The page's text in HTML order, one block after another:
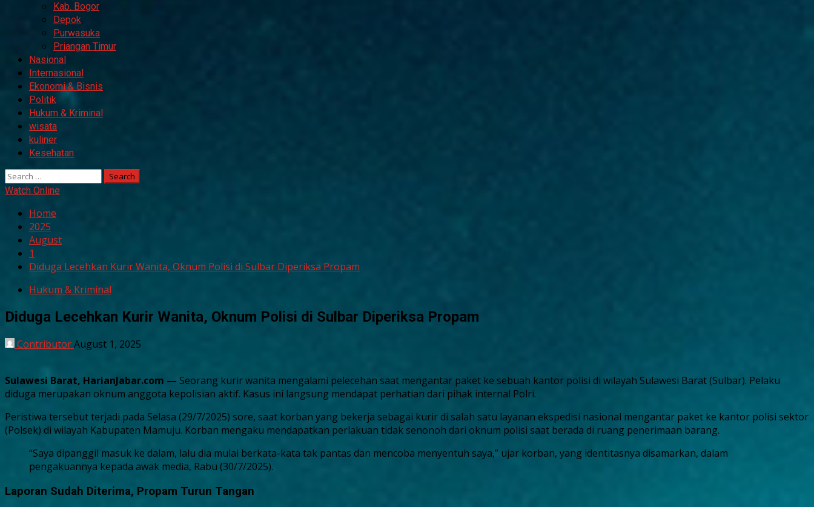
Kab. Bogor
Depok
Purwasuka
Priangan Timur
Nasional
Internasional
Ekonomi & Bisnis
Politik
Hukum & Kriminal
wisata
kuliner
Kesehatan
Search
for:
Watch Online
Home
2025
August
1
Diduga Lecehkan Kurir Wanita, Oknum Polisi di Sulbar Diperiksa Propam
Hukum & Kriminal
Diduga Lecehkan Kurir Wanita, Oknum Polisi di Sulbar Diperiksa Propam
ContributorAugust 1, 2025
Sulawesi Barat, HarianJabar.com — Seorang kurir wanita mengalami pelecehan saat mengantar paket ke sebuah kantor polisi di wilayah Sulawesi Barat (Sulbar). Pelaku
diduga merupakan oknum anggota kepolisian aktif. Kasus ini langsung mendapat perhatian dari pihak internal Polri.
Peristiwa tersebut terjadi pada Selasa (29/7/2025) sore, saat korban yang bekerja sebagai kurir di salah satu layanan ekspedisi nasional mengantar paket ke kantor polisi sektor
(Polsek) di wilayah Kabupaten Mamuju. Korban mengaku mendapatkan perlakuan tidak senonoh dari oknum polisi saat berada di ruang penerimaan barang.
“Saya dipanggil masuk ke dalam, lalu dia mulai berkata-kata tak pantas dan mencoba menyentuh saya,” ujar korban, yang identitasnya disamarkan, dalam
pengakuannya kepada awak media, Rabu (30/7/2025).
Laporan Sudah Diterima, Propam Turun Tangan